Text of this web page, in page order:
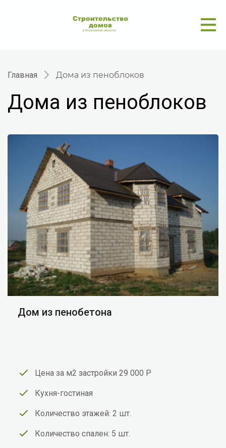
Главная Дома из пеноблоков
Дома из пеноблоков
Дом из пенобетона
Цена за м2 застройки 29 000 Р
Кухня-гостиная
Количество этажей: 2 шт.
Количество спален: 5 шт.